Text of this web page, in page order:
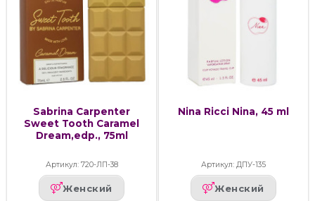
Sabrina Carpenter
Sweet Tooth Caramel
Dream,edp., 75ml
Артикул: 720-ЛП-38
Женский
Nina Ricci Nina, 45 ml
Артикул: ДПУ-135
Женский